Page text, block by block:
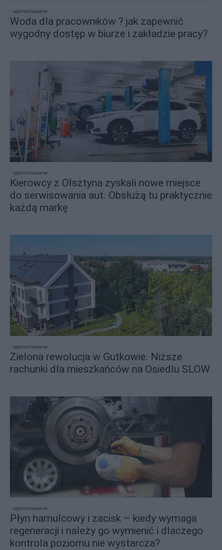
sponsorowane
Woda dla pracowników ? jak zapewnić
wygodny dostęp w biurze i zakładzie pracy?
sponsorowane
Kierowcy z Olsztyna zyskali nowe miejsce
do serwisowania aut. Obsłużą tu praktycznie
każdą markę
sponsorowane
Zielona rewolucja w Gutkowie. Niższe
rachunki dla mieszkańców na Osiedlu SLOW
sponsorowane
Płyn hamulcowy i zacisk – kiedy wymaga
regeneracji i należy go wymienić i dlaczego
kontrola poziomu nie wystarcza?